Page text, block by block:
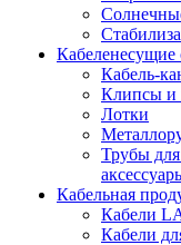
Кабеленесущие
Кабель-
Клипсы и
Лотки
Трубы
Кабельная
Кабели
Кабели